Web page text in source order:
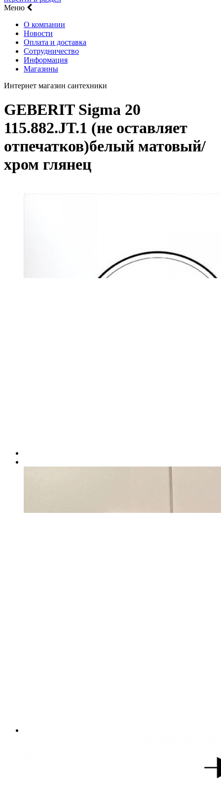
Меню
О компании
Новости
Оплата и доставка
Сотрудничество
Информация
Магазины
Интернет магазин сантехники
GEBERIT Sigma 20
115.882.JT.1 (не оставляет
отпечатков)белый матовый/
хром глянец